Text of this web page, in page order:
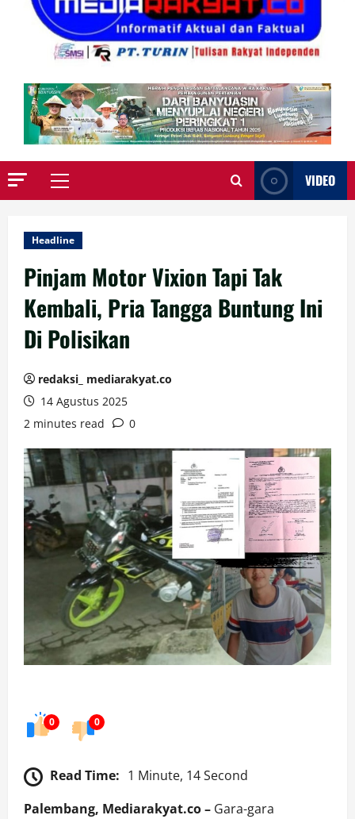
Primary
VIDEO
Headline
Pinjam Motor Vixion Tapi Tak
Kembali, Pria Tangga Buntung Ini
Di Polisikan
redaksi_ mediarakyat.co
14 Agustus 2025
2 minutes read
0
0 0
Read Time: 1 Minute, 14 Second
Palembang, Mediarakyat.co – Gara-gara